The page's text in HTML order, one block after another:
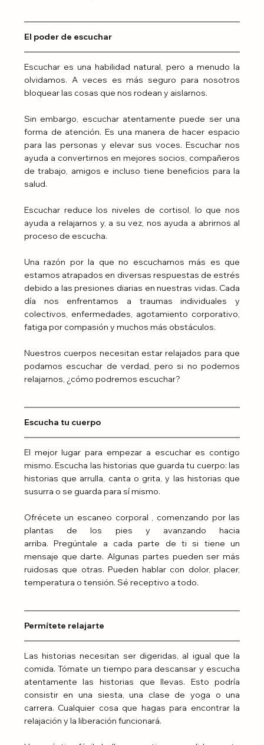
El poder de escuchar
Escuchar es una habilidad natural, pero a menudo la
olvidamos. A veces es más seguro para nosotros
bloquear las cosas que nos rodean y aislarnos.
Sin embargo, escuchar atentamente puede ser una
forma de atención. Es una manera de hacer espacio
para las personas y elevar sus voces. Escuchar nos
ayuda a convertirnos en mejores socios, compañeros
de trabajo, amigos e incluso tiene beneficios para la
salud.
Escuchar reduce los niveles de cortisol, lo que nos
ayuda a relajarnos y, a su vez, nos ayuda a abrirnos al
proceso de escucha.
Una razón por la que no escuchamos más es que
estamos atrapados en diversas respuestas de estrés
debido a las presiones diarias en nuestras vidas. Cada
día nos enfrentamos a traumas individuales y
colectivos, enfermedades, agotamiento corporativo,
fatiga por compasión y muchos más obstáculos.
Nuestros cuerpos necesitan estar relajados para que
podamos escuchar de verdad, pero si no podemos
relajarnos, ¿cómo podremos escuchar?
Escucha tu cuerpo
El mejor lugar para empezar a escuchar es contigo
mismo. Escucha las historias que guarda tu cuerpo: las
historias que arrulla, canta o grita, y las historias que
susurra o se guarda para sí mismo.
Ofrécete un escaneo corporal , comenzando por las
plantas de los pies y avanzando hacia
arriba. Pregúntale a cada parte de ti si tiene un
mensaje que darte. Algunas partes pueden ser más
ruidosas que otras. Pueden hablar con dolor, placer,
temperatura o tensión. Sé receptivo a todo.
Permítete relajarte
Las historias necesitan ser digeridas, al igual que la
comida. Tómate un tiempo para descansar y escucha
atentamente las historias que llevas. Esto podría
consistir en una siesta, una clase de yoga o una
carrera. Cualquier cosa que hagas para encontrar la
relajación y la liberación funcionará.